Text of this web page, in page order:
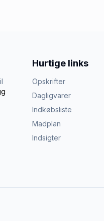
Hurtige links
Opskrifter
Dagligvarer
Indkøbsliste
Madplan
Indsigter